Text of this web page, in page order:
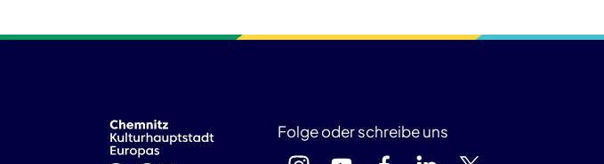
Folge oder schreibe uns